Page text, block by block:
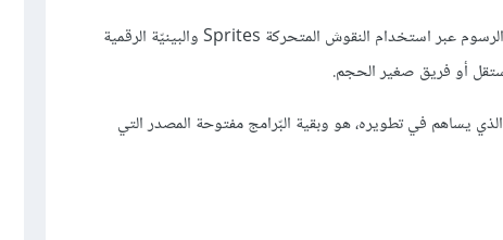
، وهو برنامج صمم لتسريع عملية تحريك الرسوم عبر استخدام النقوش المتحركة Sprites والبينيّة الرقمية
وهذا البرنامج جاهز للإنتاج مباشرة بسبب مساهمات جهات مثل استديو Morenva Project الذي يساهم في تطويره، هو وبقية البّرامج مفتوحة المصدر التي